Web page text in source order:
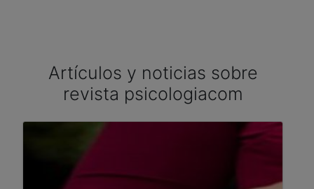
Artículos y noticias sobre
revista psicologiacom